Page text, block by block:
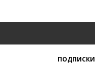
ПОДПИСКИ